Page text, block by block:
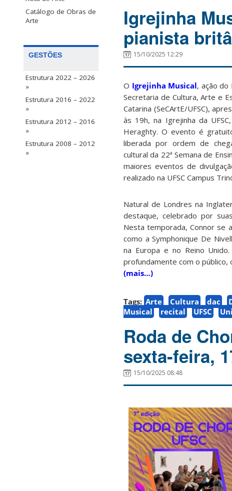
Catálogo de Obras de
Arte
GESTÕES
Estrutura 2022 – 2026
»
Estrutura 2016 – 2022
»
Estrutura 2012 – 2016
»
Estrutura 2008 – 2012
»
Igrejinha
pianista
15/10/2025 12:29
O Igrejinha Musical, ação do
Secretaria de Cultura, Arte e
Catarina (SeCArtE/UFSC),
às 19h, na Igrejinha da
Heraghty. O evento é
liberada por ordem de
cultural da 22ª Semana de
maiores eventos de
realizado na UFSC Campus
Natural de Londres na
destaque, celebrado por
Nesta temporada, Connor se
como a Symphonique De
na Europa e no Reino
profundamente com o público,
(mais…)
Tags: Arte Cultura dac
Musical
recital UFSC
Roda de
sexta-feira,
15/10/2025 08:48